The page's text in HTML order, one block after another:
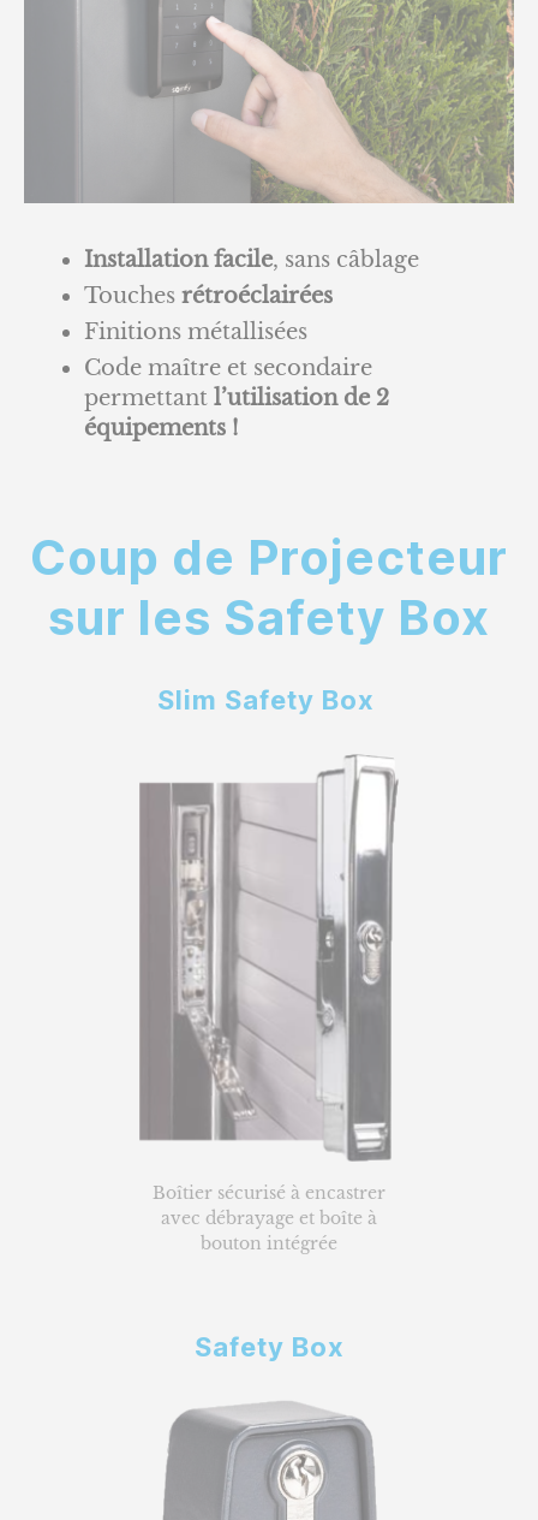
Installation facile, sans câblage
Touches rétroéclairées
Finitions métallisées
Code maître et secondaire
permettant l’utilisation de 2
équipements !
Coup de Projecteur
sur les Safety Box
Slim Safety Box
Boîtier sécurisé à encastrer
avec débrayage et boîte à
bouton intégrée
Safety Box